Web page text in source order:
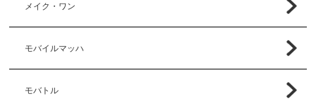
メイク・ワン
モバイルマッハ
モバトル